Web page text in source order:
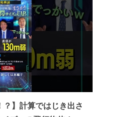
？】計算ではじき出さ